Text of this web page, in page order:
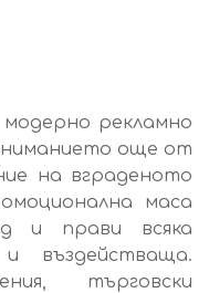
рекламно
още от
на вграденото
маса
и прави всяка
въздействаща.
търговски